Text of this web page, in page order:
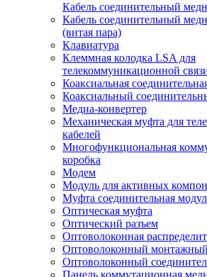
Кабель соединительный
Кабель соединительный
(витая пара)
Клавиатура
Клеммная колодка LSA для
телекоммуникационной
Коаксиальная
Коаксиальный
Медиа-конвертер
Механическая муфта для
кабелей
Многофункциональная
коробка
Модем
Модуль для активных
Муфта соединительная
Оптическая муфта
Оптический разъем
Оптоволоконная
Оптоволоконный
Оптоволоконный
Панель коммутационная